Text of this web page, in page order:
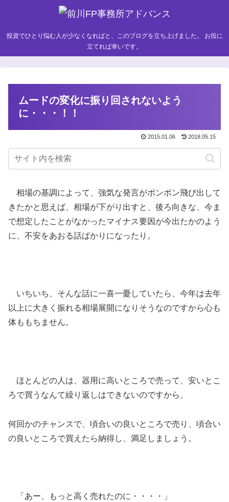
投資でひとり悩む人が少なくなればと、このブログを立ち上げました。 お役に
立てれば幸いです。
ムードの変化に振り回されないよう
に・・・！！
2015.01.06 2018.05.15
相場の基調によって、強気な発言がポンポン飛び出して
きたかと思えば、相場が下がり出すと、後ろ向きな、今ま
で想定したことがなかったマイナス要因が今出たかのよう
に、不安をあおる話ばかりになったり。
いちいち、そんな話に一喜一憂していたら、今年は去年
以上に大きく振れる相場展開になりそうなのですから心も
体ももちません。
ほとんどの人は、器用に高いところで売って、安いとこ
ろで買うなんて繰り返しはできないのですから、
何回かのチャンスで、頃合いの良いところで売り、頃合い
の良いところで買えたら納得し、満足しましょう。
「あー、もっと高く売れたのに・・・・」